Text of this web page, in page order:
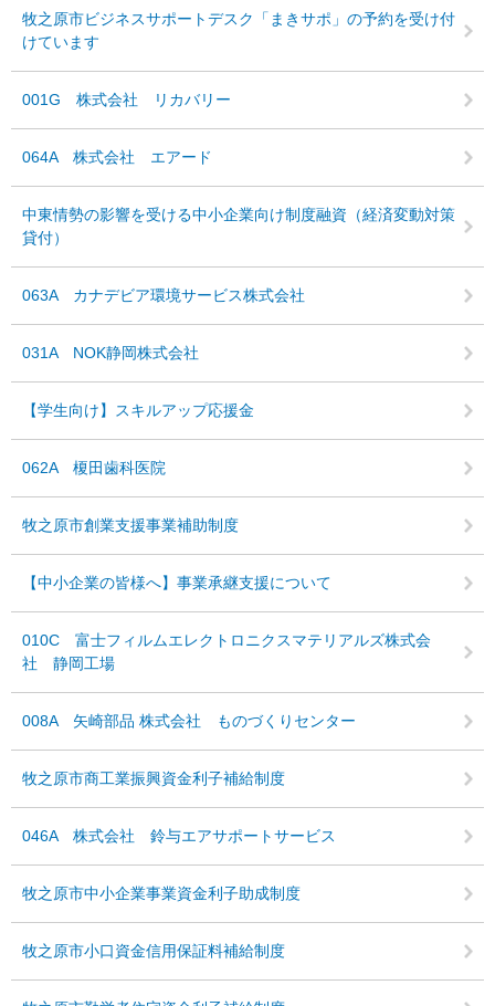
牧之原市ビジネスサポートデスク「まきサポ」の予約を受け付
けています
001G 株式会社 リカバリー
064A 株式会社 エアード
中東情勢の影響を受ける中小企業向け制度融資（経済変動対策
貸付）
063A カナデビア環境サービス株式会社
031A NOK静岡株式会社
【学生向け】スキルアップ応援金
062A 榎田歯科医院
牧之原市創業支援事業補助制度
【中小企業の皆様へ】事業承継支援について
010C 富士フィルムエレクトロニクスマテリアルズ株式会
社 静岡工場
008A 矢崎部品 株式会社 ものづくりセンター
牧之原市商工業振興資金利子補給制度
046A 株式会社 鈴与エアサポートサービス
牧之原市中小企業事業資金利子助成制度
牧之原市小口資金信用保証料補給制度